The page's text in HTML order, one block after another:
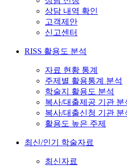
상담 내역 확인
고객제안
신고센터
RISS 활용도 분석
자료 현황 통계
주제별 활용통계 분석
학술지 활용도 분석
복사/대출제공 기관 분
복사/대출신청 기관 분
활용도 높은 주제
최신/인기 학술자료
최신자료